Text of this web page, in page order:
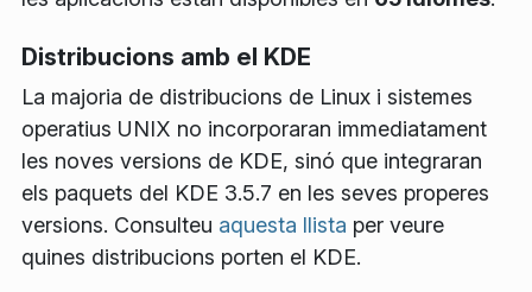
Distribucions amb el KDE
La majoria de distribucions de Linux i sistemes
operatius UNIX no incorporaran immediatament
les noves versions de KDE, sinó que integraran
els paquets del KDE 3.5.7 en les seves properes
versions. Consulteu aquesta llista per veure
quines distribucions porten el KDE.